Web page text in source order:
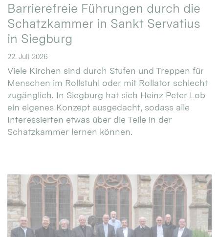
Barrierefreie Führungen durch die
Schatzkammer in Sankt Servatius
in Siegburg
22. Juli 2026
Viele Kirchen sind durch Stufen und Treppen für
Menschen im Rollstuhl oder mit Rollator schlecht
zugänglich. In Siegburg hat sich Heinz Peter Lob
ein eigenes Konzept ausgedacht, sodass alle
Interessierten etwas über die Teile in der
Schatzkammer lernen können.